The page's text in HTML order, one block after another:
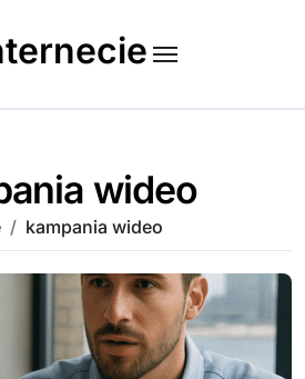
wideo
kampania wideo